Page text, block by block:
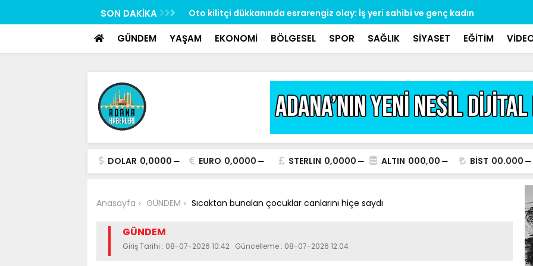
google-site-verification: google517657b2f8970707.html
SON DAKİKA
esrarengiz olay: İş yeri sahibi ve
Oto kilitçi dükkanında esrarengiz olay: İş yeri sahibi ve genç kadın
ölü bulundu
Sigara
GÜNDEM YAŞAM EKONOMİ BÖLGESEL SPOR SAĞLIK SİYASET EĞİTİM
DOLAR 0,0000 EURO 0,0000 STERLIN 0,0000 ALTIN 000,00 BİST 00.000
Anasayfa GÜNDEM Sıcaktan bunalan çocuklar canlarını hiçe saydı
GÜNDEM
Giriş Tarihi : 08-07-2026 10:42 Güncelleme : 08-07-2026 12:04